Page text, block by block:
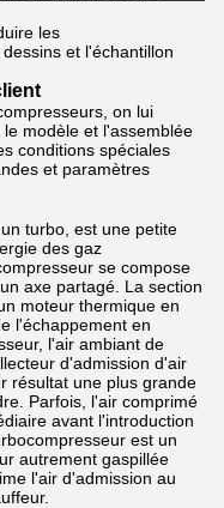
les
et l'échantillon
on lui
modèle et l'assemblée
conditions spéciales
et paramètres
turbo, est une petite
des gaz
se compose
axe partagé. La section
moteur thermique en
l'échappement en
l'air ambiant de
d'admission d'air
résultat une plus grande
Parfois, l'air comprimé
avant l'introduction
est un
autrement gaspillée
l'air d'admission au